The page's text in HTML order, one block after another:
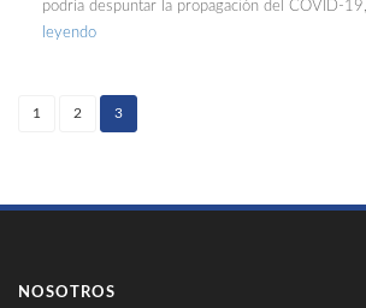
podría despuntar la propagación del COVID-
leyendo
1 2 3
NOSOTROS